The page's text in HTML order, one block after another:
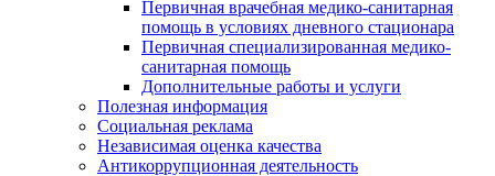
Первичная врачебная медико-санитарная
помощь в условиях дневного стационара
Первичная специализированная медико-
санитарная помощь
Дополнительные работы и услуги
Полезная информация
Социальная реклама
Независимая оценка качества
Антикоррупционная деятельность